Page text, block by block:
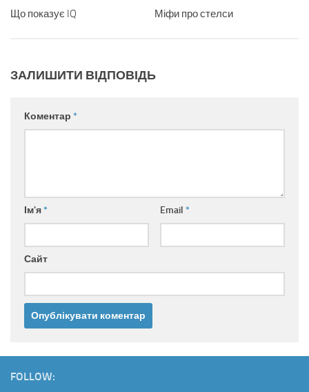
Що показує IQ Міфи про стелси
ЗАЛИШИТИ ВІДПОВІДЬ
Коментар *
Ім'я* Email *
Сайт
FOLLOW: